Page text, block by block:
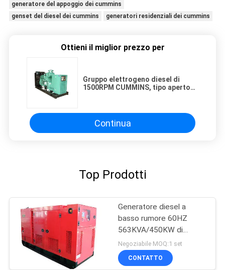
generatore del appoggio dei cummins
genset del diesel dei cummins
generatori residenziali dei cummins
Ottieni il miglior prezzo per
Gruppo elettrogeno diesel di
1500RPM CUMMINS, tipo aperto
Continua
Top Prodotti
Generatore diesel a
basso rumore 60HZ
563KVA/450KW di
CUMMINS della
costruzione principale di
potere
Negoziabile MOQ:1 set
CONTATTO